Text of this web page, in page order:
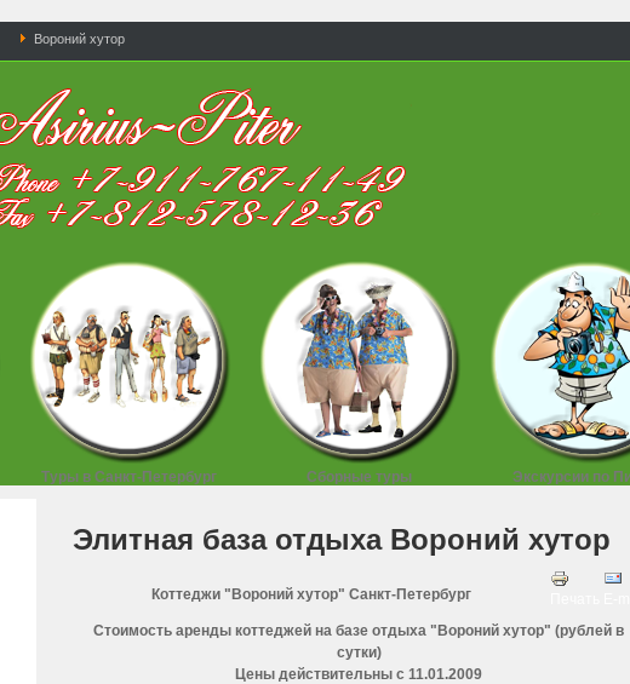
Вороний хутор
Туры в Санкт-Петербург Сборные туры Экскурсии по
Элитная база отдыха Вороний хутор
Коттеджи "Вороний хутор" Санкт-Петербург
Стоимость аренды коттеджей на базе отдыха "Вороний хутор" (рублей в
сутки)
Цены действительны с 11.01.2009